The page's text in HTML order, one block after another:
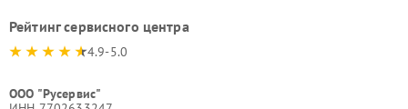
Рейтинг сервисного центра
4.9-5.0
ООО "Русервис"